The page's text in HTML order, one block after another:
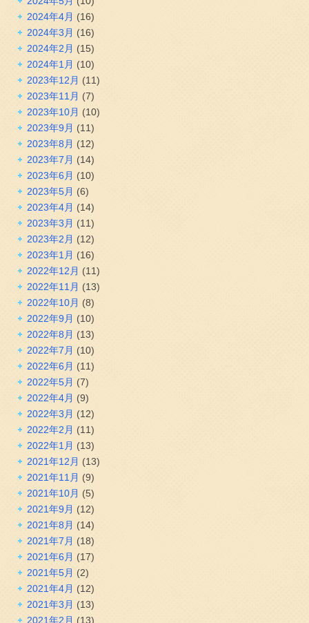
2024年4月 (16)
2024年3月 (16)
2024年2月 (15)
2024年1月 (10)
2023年12月 (11)
2023年11月 (7)
2023年10月 (10)
2023年9月 (11)
2023年8月 (12)
2023年7月 (14)
2023年6月 (10)
2023年5月 (6)
2023年4月 (14)
2023年3月 (11)
2023年2月 (12)
2023年1月 (16)
2022年12月 (11)
2022年11月 (13)
2022年10月 (8)
2022年9月 (10)
2022年8月 (13)
2022年7月 (10)
2022年6月 (11)
2022年5月 (7)
2022年4月 (9)
2022年3月 (12)
2022年2月 (11)
2022年1月 (13)
2021年12月 (13)
2021年11月 (9)
2021年10月 (5)
2021年9月 (12)
2021年8月 (14)
2021年7月 (18)
2021年6月 (17)
2021年5月 (2)
2021年4月 (12)
2021年3月 (13)
2021年2月 (13)